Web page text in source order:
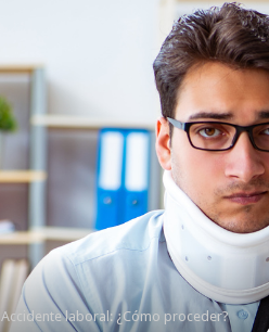
Accidente laboral: ¿Cómo proceder?